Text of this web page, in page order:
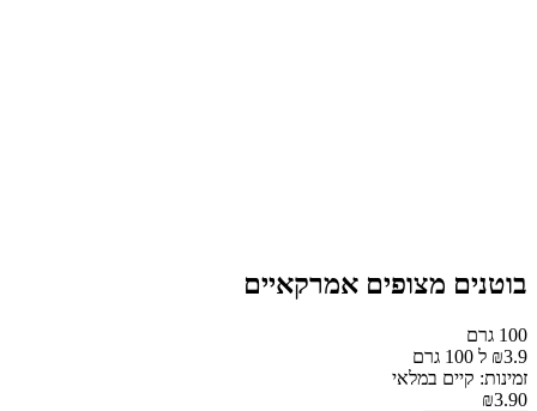
בוטנים מצופים אמרקאיים
100 גרם
₪3.9 ל 100 גרם
זמינות: קיים במלאי
₪3.90